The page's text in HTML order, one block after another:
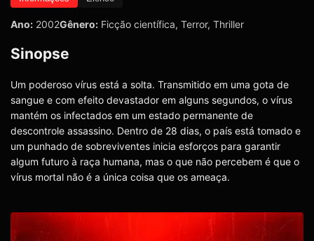
Ano: 2002Gênero: Ficção científica, Terror, Thriller
Sinopse
Um poderoso vírus está a solta. Transmitido em uma gota de
sangue e com efeito devastador em alguns segundos, o vírus
mantém os infectados em um estado permanente de
descontrole assassino. Dentro de 28 dias, o país está tomado e
um punhado de sobreviventes inicia esforços para garantir
algum futuro à raça humana, mas o que não percebem é que o
vírus mortal não é a única coisa que os ameaça.